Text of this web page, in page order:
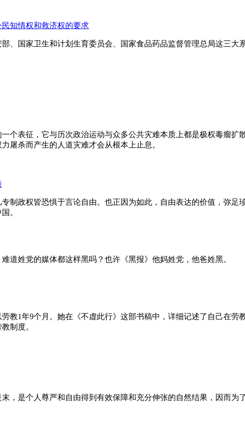
知情权和救济权的要求
、国家卫生和计划生育委员会、国家食品药品监督管理总局这三
个表征，它与历次政治运动与众多公共灾难本质上都是极权毒瘤
杀而产生的人道灾难才会从根本上止息。
制政权皆恐惧于言论自由。也正因为如此，自由表达的价值，弥足
。
道姓党的媒体都这样黑吗？也许《黑报》他妈姓党，他爸姓黑。
教1年9个月。她在《不虚此行》这部书稿中，详细记述了自己在
制度。
，是个人尊严和自由得到有效保障和充分伸张的自然结果，因而